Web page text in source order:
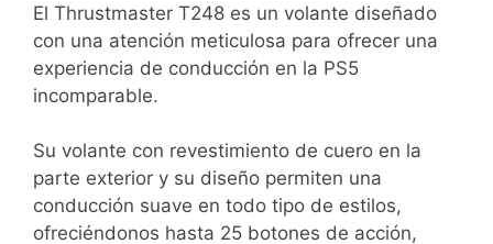
El Thrustmaster T248 es un volante diseñado
con una atención meticulosa para ofrecer una
experiencia de conducción en la PS5
incomparable.
Su volante con revestimiento de cuero en la
parte exterior y su diseño permiten una
conducción suave en todo tipo de estilos,
ofreciéndonos hasta 25 botones de acción,